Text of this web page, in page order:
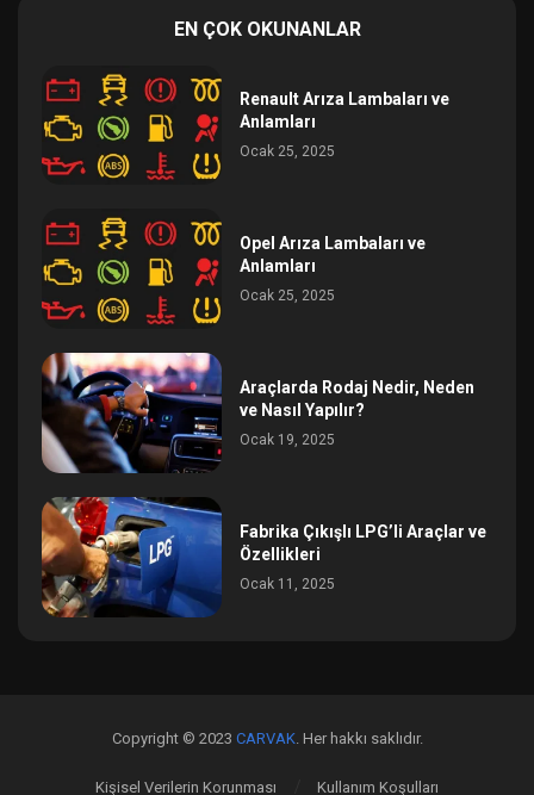
EN ÇOK OKUNANLAR
Renault Arıza Lambaları ve
Anlamları
Ocak 25, 2025
Opel Arıza Lambaları ve
Anlamları
Ocak 25, 2025
Araçlarda Rodaj Nedir, Neden
ve Nasıl Yapılır?
Ocak 19, 2025
Fabrika Çıkışlı LPG’li Araçlar ve
Özellikleri
Ocak 11, 2025
Copyright © 2023 CARVAK. Her hakkı saklıdır.
Kişisel Verilerin Korunması Kullanım Koşulları